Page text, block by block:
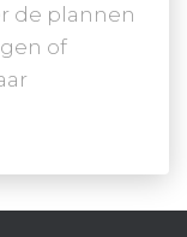
de plannen
of